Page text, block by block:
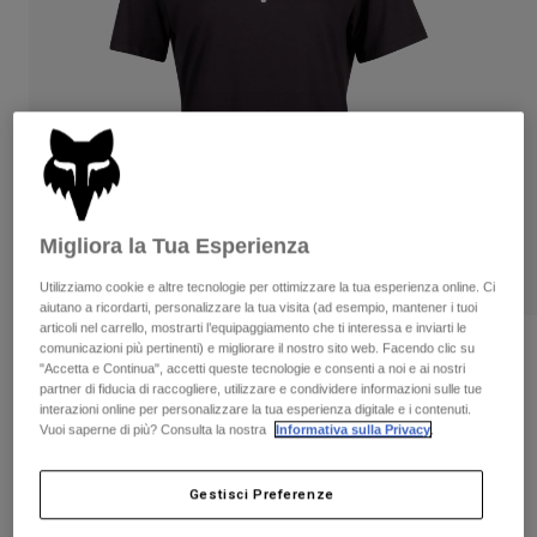
Pantaloni
Pantaloncini
Giacche
Protezioni
Maschere
Calze
Parti di ricambio
Pantaloni
Giacche
Protezioni
Maschere
Calze
Borse e accessori
Parti di ricambio
Donna
T-shirt
Felpe
Giacche
Pantaloni & Pantaloncini
Camicie
Vedi tutto
Vedi tutto
Moto
Caschi
Maglie​
Pantaloni
Stivali
Protezioni
Guanti
Recensioni
T-shirt Fox Head Donna
Migliora la Tua Esperienza
Utilizziamo cookie e altre tecnologie per ottimizzare la tua esperienza online. Ci
aiutano a ricordarti, personalizzare la tua visita (ad esempio, mantener i tuoi
articoli nel carrello, mostrarti l’equipaggiamento che ti interessa e inviarti le
comunicazioni più pertinenti) e migliorare il nostro sito web. Facendo clic su
"Accetta e Continua", accetti queste tecnologie e consenti a noi e ai nostri
partner di fiducia di raccogliere, utilizzare e condividere informazioni sulle tue
interazioni online per personalizzare la tua esperienza digitale e i contenuti.
Vuoi saperne di più? Consulta la nostra
Informativa sulla Privacy
Gestisci Preferenze